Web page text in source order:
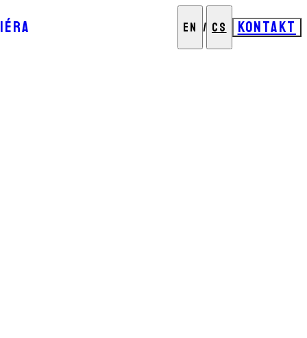
EN / CS KONTAKT